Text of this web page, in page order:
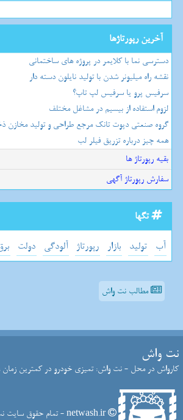
آخرین رپورتاژها
دسترسی نما با کلایمر در پروژه های ساختمانی
نقشه راه میلیونر شدن با تولید نایلون دسته دار
سرفیس پرو یا سرفیس لپ تاپ؟
لزوم استفاده از بیسیم در مشاغل مختلف
گروه صنعتی دپوت تانک مرجع طراحی و تولید مخازن
همه چیز درباره تزریق فیلر لب
بقیه رپورتاژ ها
سفارش رپورتاژ آگهی
تگها
آب تولید بازار رپورتاژ آلودگی دولت
مطالب نت واش
نت واش
کارواش در محل - نت واش: تمیزی خودرو در کمترین
netwash.ir - تمام حقوق سایت نت واش محفوظ است